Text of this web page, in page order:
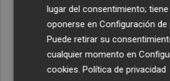
lugar del consentimiento;
oponerse enConfiguración de
Puede retirar su
cualquier momento en
cookies .Política de privacidad